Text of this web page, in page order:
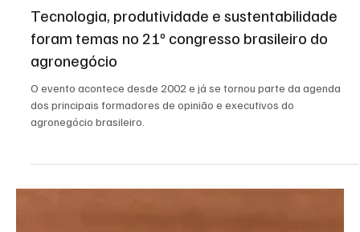
Redação
2 de ago. de 2022
4 min de leitura
Agronegócio
Tecnologia, produtividade e sustentabilidade
foram temas no 21º congresso brasileiro do
O evento acontece desde 2002 e já se tornou parte da agenda